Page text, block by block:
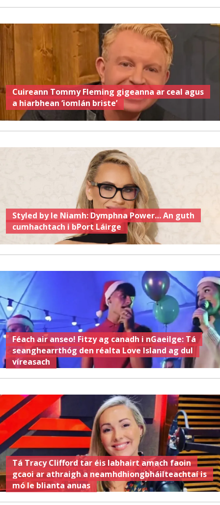
Cuireann Tommy Fleming gigeanna ar ceal agus
a hiarbhean ‘iomlán briste’
Styled by le Niamh: Dymphna Power… An guth
cumhachtach i bPort Láirge
Féach air anseo! Fitzy ag canadh i nGaeilge: Tá
seanghearrthóg den réalta Love Island ag dul
víreasach
Tá Tracy Clifford tar éis labhairt amach faoin
gcaoi ar athraigh a neamhdhiongbháilteachtaí is
mó le blianta anuas